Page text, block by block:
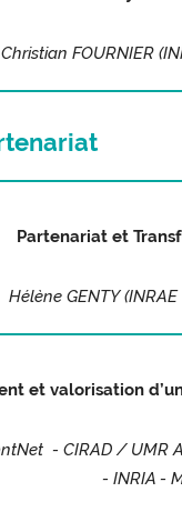
Christian FOURNIER
Partenariat et
Hélène GENTY
et valorisation
- CIRAD / UMR
- INRIA -